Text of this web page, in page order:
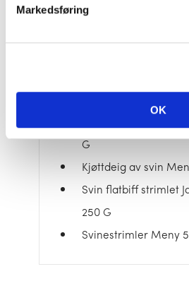
Markedsføring
OK
Karbonadedeig Angus
G
Kjøttdeig av svin
Svin flatbiff strimlet
250 G
Svinestrimler Meny